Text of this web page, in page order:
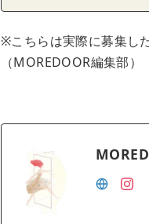
※こちらは実際に募集し
（MOREDOOR編集部）